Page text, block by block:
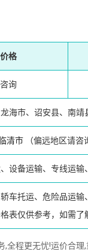
格
询
海市、诏安县、南靖
清市 （偏远地区请咨
设备运输、专线运输
车托运、危险品运
表仅供参考，如需了
程更无忧!运价合理